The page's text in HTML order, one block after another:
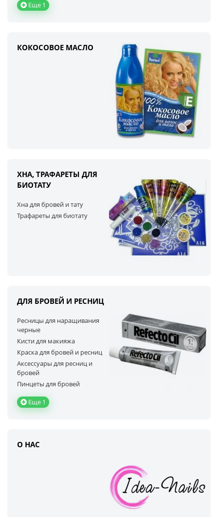
Еще 1
КОКОСОВОЕ МАСЛО
ХНА, ТРАФАРЕТЫ ДЛЯ
БИОТАТУ
Хна для бровей и тату
Трафареты для биотату
ДЛЯ БРОВЕЙ И РЕСНИЦ
Ресницы для наращивания
черные
Кисти для макияжа
Краска для бровей и ресниц
Аксессуары для ресниц и
бровей
Пинцеты для бровей
Еще 1
О НАС